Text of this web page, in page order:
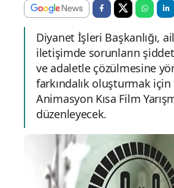
Diyanet İşleri Başkanlığı,
iletişimde sorunların
ve adaletle çözülmesine
farkındalık oluşturmak
Animasyon Kısa Film
düzenleyecek.